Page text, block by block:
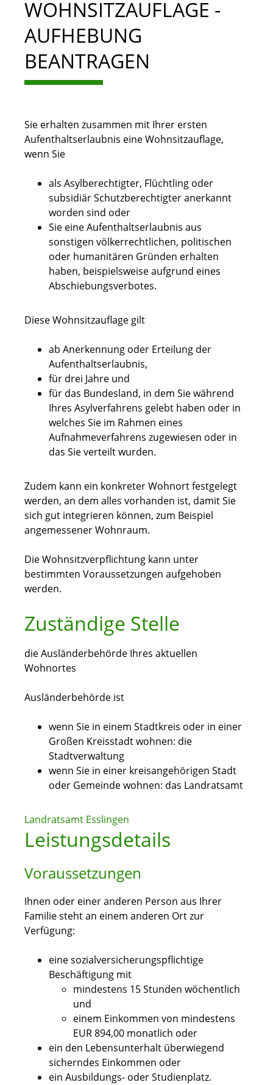
WOHNSITZAUFLAGE -
AUFHEBUNG
BEANTRAGEN
Sie erhalten zusammen mit Ihrer ersten
Aufenthaltserlaubnis eine Wohnsitzauflage,
wenn Sie
als Asylberechtigter, Flüchtling oder
subsidiär Schutzberechtigter anerkannt
worden sind oder
Sie eine Aufenthaltserlaubnis aus
sonstigen völkerrechtlichen, politischen
oder humanitären Gründen erhalten
haben, beispielsweise aufgrund eines
Abschiebungsverbotes.
Diese Wohnsitzauflage gilt
ab Anerkennung oder Erteilung der
Aufenthaltserlaubnis,
für drei Jahre und
für das Bundesland, in dem Sie während
Ihres Asylverfahrens gelebt haben oder in
welches Sie im Rahmen eines
Aufnahmeverfahrens zugewiesen oder in
das Sie verteilt wurden.
Zudem kann ein konkreter Wohnort festgelegt
werden, an dem alles vorhanden ist, damit Sie
sich gut integrieren können, zum Beispiel
angemessener Wohnraum.
Die Wohnsitzverpflichtung kann unter
bestimmten Voraussetzungen aufgehoben
werden.
Zuständige Stelle
die Ausländerbehörde Ihres aktuellen
Wohnortes
Ausländerbehörde ist
wenn Sie in einem Stadtkreis oder in einer
Großen Kreisstadt wohnen: die
Stadtverwaltung
wenn Sie in einer kreisangehörigen Stadt
oder Gemeinde wohnen: das Landratsamt
Landratsamt Esslingen
Leistungsdetails
Voraussetzungen
Ihnen oder einer anderen Person aus Ihrer
Familie steht an einem anderen Ort zur
Verfügung:
eine sozialversicherungspflichtige
Beschäftigung mit
mindestens 15 Stunden wöchentlich
und
einem Einkommen von mindestens
EUR 894,00 monatlich oder
ein den Lebensunterhalt überwiegend
sicherndes Einkommen oder
ein Ausbildungs- oder Studienplatz.